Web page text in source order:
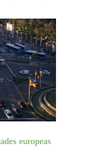
europeas